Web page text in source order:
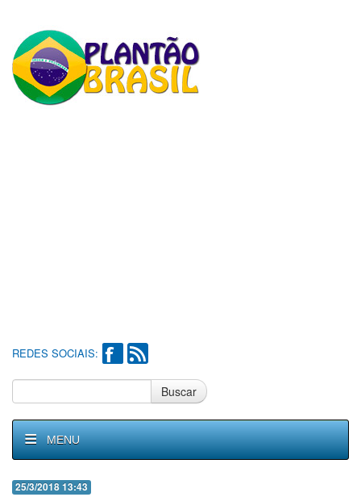
REDES SOCIAIS:
Buscar
MENU
25/3/2018 13:43